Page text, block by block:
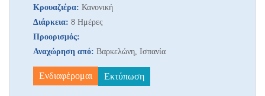
Κρουαζιέρα: Κανονική
Διάρκεια: 8 Ημέρες
Προορισμός:
Αναχώρηση από: Βαρκελώνη, Ισπανία
Ενδιαφέρομαι Εκτύπωση